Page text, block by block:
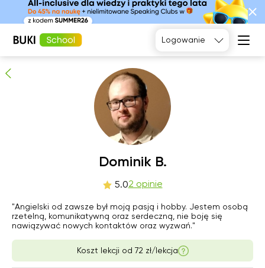
Matematyka
Język polski
Język
angielski
Język
francuski
Język
hiszpański
Logowanie
Dominik B. 2 osób poleca
Dominik B.
5.02 opinie
"Angielski od zawsze był moją pasją i hobby. Jestem osobą
rzetelną, komunikatywną oraz serdeczną, nie boję się
nawiązywać nowych kontaktów oraz wyzwań."
Koszt lekcji od 72 zł/lekcja
sob
nie
Brak
dostępnych
terminów
Brak
dostępnych
terminów
Brak
dostępnych
terminów
16:00